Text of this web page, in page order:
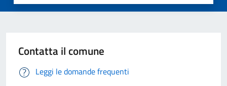
Contatta il comune
Leggi le domande frequenti